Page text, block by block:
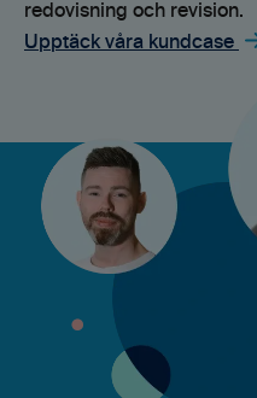
redovisning och revision.
Upptäck våra kundcase